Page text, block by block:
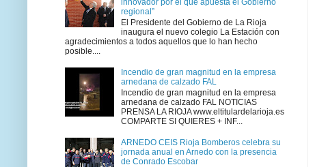
regional”
El Presidente del Gobierno de La Rioja
inaugura el nuevo colegio La Estación con
agradecimientos a todos aquellos que lo han hecho
posible....
Incendio de gran magnitud en la empresa
arnedana de calzado FAL
Incendio de gran magnitud en la empresa
arnedana de calzado FAL NOTICIAS
PRENSA LA RIOJA www.eltitulardelarioja.es
COMPARTE SI QUIERES + INF...
ARNEDO CEIS Rioja Bomberos celebra su
jornada anual en Arnedo con la presencia
de Conrado Escobar